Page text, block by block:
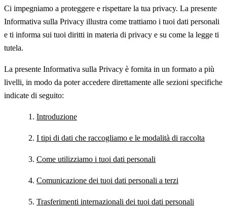
Ci impegniamo a proteggere e rispettare la tua privacy. La presente
Informativa sulla Privacy illustra come trattiamo i tuoi dati personali
e ti informa sui tuoi diritti in materia di privacy e su come la legge ti
tutela.
La presente Informativa sulla Privacy è fornita in un formato a più
livelli, in modo da poter accedere direttamente alle sezioni specifiche
indicate di seguito:
Introduzione
I tipi di dati che raccogliamo e le modalità di raccolta
Come utilizziamo i tuoi dati personali
Comunicazione dei tuoi dati personali a terzi
Trasferimenti internazionali dei tuoi dati personali